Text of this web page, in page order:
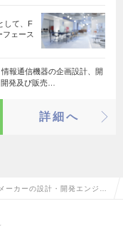
して、F
ェース
報通信機器の企画設計、開
発及び販売…
詳細へ
メーカーの設計・開発エンジニ